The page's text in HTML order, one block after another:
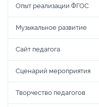
Опыт реализации ФГОС
Музыкальное развитие
Сайт педагога
Сценарий мероприятия
Творчество педагогов